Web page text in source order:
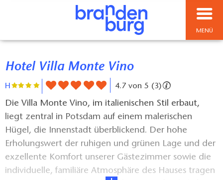
MENÜ
Hotel Villa Monte Vino
H 4.7 von 5 (3)
Die Villa Monte Vino, im italienischen Stil erbaut,
liegt zentral in Potsdam auf einem malerischen
Hügel, die Innenstadt überblickend. Der hohe
Erholungswert der ruhigen und grünen Lage und der
exzellente Komfort unserer Gästezimmer sowie die
individuelle, familiäre Atmosphäre des Hauses tragen